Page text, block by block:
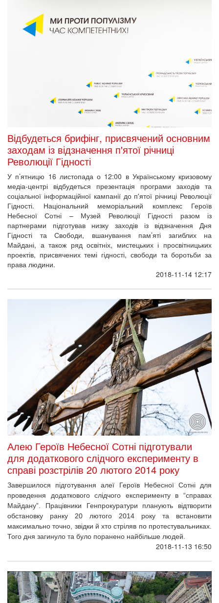
Відбудеться брифінг, присвячений основним
заходам із відзначення п'ятої річниці
Революції Гідності
У п’ятницю 16 листопада о 12:00 в Українському кризовому
медіа-центрі відбудеться презентація програми заходів та
соціальної інформаційної кампанії до п'ятої річниці Революції
Гідності. Національний меморіальний комплекс Героїв
Небесної Сотні – Музей Революції Гідності разом із
партнерами підготував низку заходів із відзначення Дня
Гідності та Свободи, вшанування пам’яті загиблих на
Майдані, а також ряд освітніх, мистецьких і просвітницьких
проектів, присвячених темі гідності, свободи та боротьби за
права людини.
2018-11-14 12:17
Алею Героїв Небесної Сотні підготували
для додаткового слідчого експерименту в
справі розстрілів 20 лютого 2014 року
Завершилося підготування алеї Героїв Небесної Сотні для
проведення додаткового слідчого експерименту в “справах
Майдану”. Працівники Генпрокуратури планують відтворити
обстановку ранку 20 лютого 2014 року та встановити
максимально точно, звідки й хто стріляв по протестувальниках.
Того дня загинуло та було поранено найбільше людей.
2018-11-13 16:50